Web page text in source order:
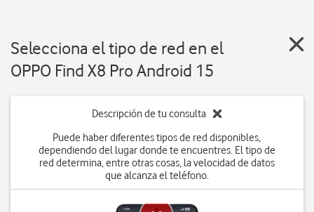
Selecciona el tipo de red en el
OPPO Find X8 Pro Android 15
Descripción de tu consulta
Puede haber diferentes tipos de red disponibles,
dependiendo del lugar donde te encuentres. El tipo de
red determina, entre otras cosas, la velocidad de datos
que alcanza el teléfono.